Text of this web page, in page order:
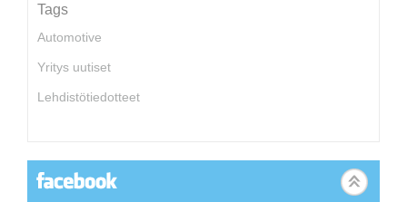
Tags
Automotive
Yritys uutiset
Lehdistötiedotteet